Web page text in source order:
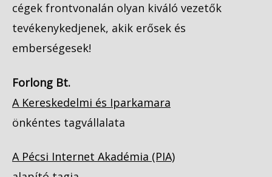
cégek frontvonalán olyan kiváló vezetők
tevékenykedjenek, akik erősek és
emberségesek!
Forlong Bt.
A Kereskedelmi és Iparkamara
önkéntes tagvállalata
A Pécsi Internet Akadémia (PIA)